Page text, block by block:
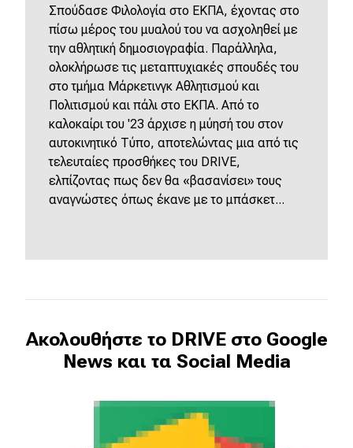
Σπούδασε Φιλολογία στο ΕΚΠΑ, έχοντας στο
πίσω μέρος του μυαλού του να ασχοληθεί με
την αθλητική δημοσιογραφία. Παράλληλα,
ολοκλήρωσε τις μεταπτυχιακές σπουδές του
στο τμήμα Μάρκετινγκ Αθλητισμού και
Πολιτισμού και πάλι στο ΕΚΠΑ. Από το
καλοκαίρι του '23 άρχισε η μύησή του στον
αυτοκινητικό Τύπο, αποτελώντας μια από τις
τελευταίες προσθήκες του DRIVE,
ελπίζοντας πως δεν θα «βασανίσει» τους
αναγνώστες όπως έκανε με το μπάσκετ...
Ακολουθήστε το DRIVE στο Google
News και τα Social Media